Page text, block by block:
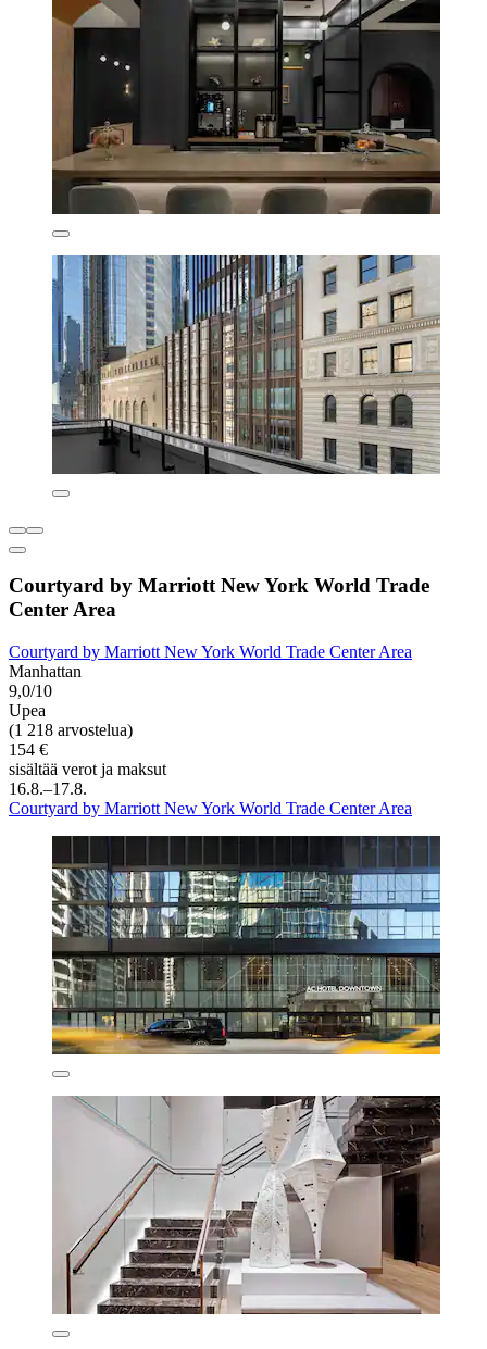
Courtyard by Marriott New York World Trade
Center Area
Courtyard by Marriott New York World Trade Center Area
Manhattan
9,0/10
Upea
(1 218 arvostelua)
154 €
sisältää verot ja maksut
16.8.–17.8.
Courtyard by Marriott New York World Trade Center Area